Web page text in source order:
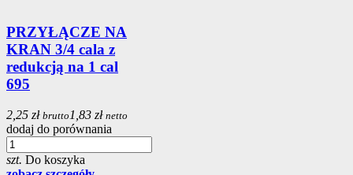
PRZYŁĄCZE NA
KRAN 3/4 cala z
redukcją na 1 cal
695
2,25 zł brutto 1,83 zł netto
dodaj do porównania
szt. Do koszyka